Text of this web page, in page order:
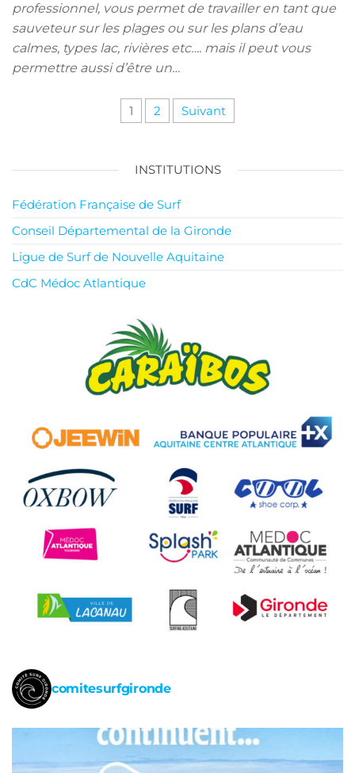
professionnel, vous permet de travailler en tant que
sauveteur sur les plages ou sur les plans d’eau
calmes, types lac, rivières etc…. mais il peut vous
permettre aussi d’être un…
Pagination
publications
1 2 Suivant
INSTITUTIONS
Fédération Française de Surf
Conseil Départemental de la Gironde
Ligue de Surf de Nouvelle Aquitaine
CdC Médoc Atlantique
comitesurfgironde